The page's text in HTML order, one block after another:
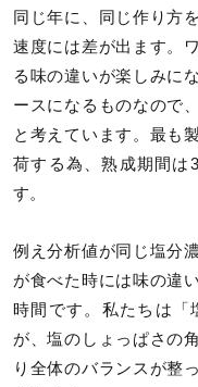
同じ年に、同じ作り方
速度には差が出ます。
る味の違いが楽しみに
ースになるものなので
と考えています。最も
荷する為、熟成期間は
す。
例え分析値が同じ塩分
が食べた時には味の違
時間です。私たちは
が、塩のしょっぱさの
り全体のバランスが整